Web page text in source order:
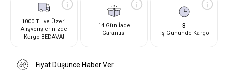
1000 TL ve Üzeri
Alışverişlerinizde
Kargo BEDAVA!
14 Gün İade
Garantisi
3
İş Gününde Kargo
Fiyat Düşünce Haber Ver